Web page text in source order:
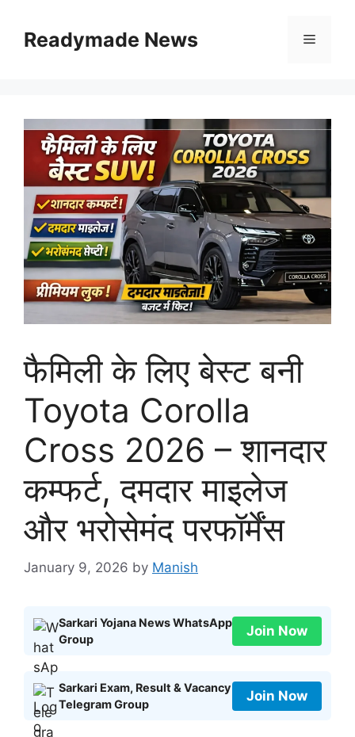
contentReadymade News Menu
फैमिली के लिए बेस्ट बनी
Toyota Corolla
Cross 2026 – शानदार
कम्फर्ट, दमदार माइलेज
और भरोसेमंद परफॉर्मेंस
January 9, 2026 by Manish
Sarkari Yojana News WhatsApp
Group
Join Now
Sarkari Exam, Result & Vacancy
Telegram Group
Join Now